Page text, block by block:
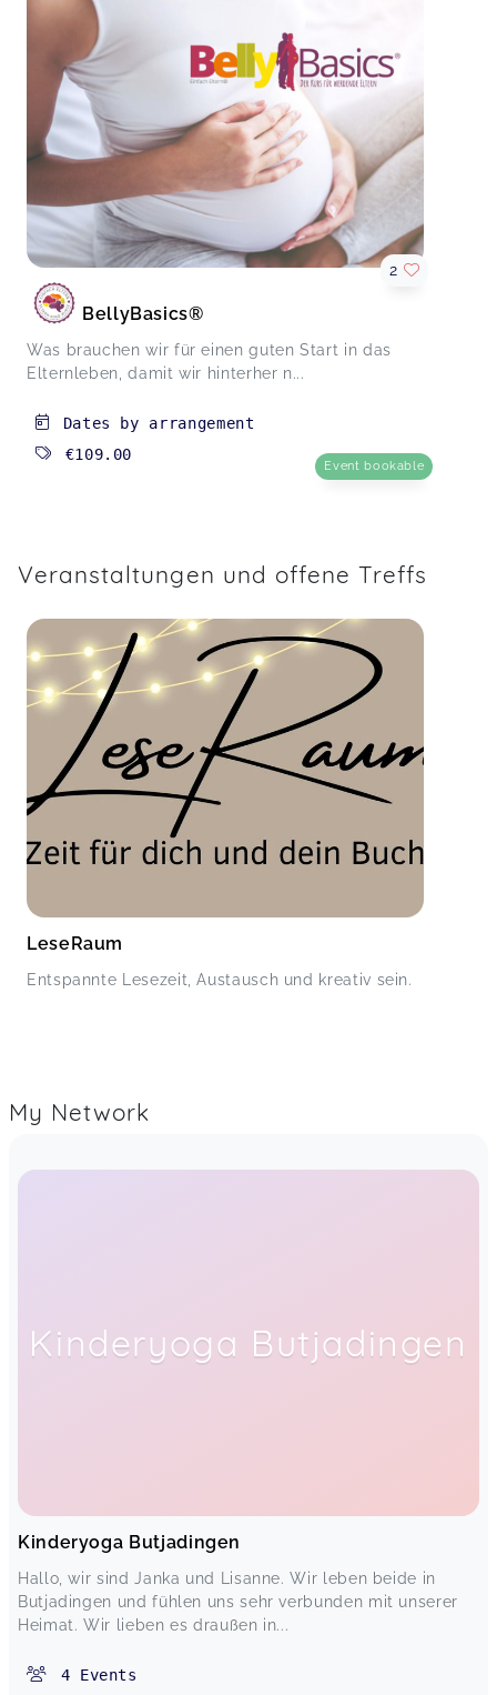
gebastelt - was will man mehr? Wir freuen uns
auf hoffentlich viele weitere Themenstunden 🥰
MiniSigns® Themenstunde Frühling/Ostern
Unsere Tochter spricht die ganze Woche vom
Tanzen und ist total begeistert. 😊
nappydancers®
BellyBasics®
Was brauchen wir für einen guten Start in das
Elternleben, damit wir hinterher n...
2
Dates by arrangement
€109.00
Event bookable
Veranstaltungen und offene Treffs
LeseRaum
Entspannte Lesezeit, Austausch und kreativ sein.
My Network
Kinderyoga Butjadingen
Kinderyoga Butjadingen
Hallo, wir sind Janka und Lisanne. Wir leben beide in
Butjadingen und fühlen uns sehr verbunden mit unserer
Heimat. Wir lieben es draußen in...
4 Events